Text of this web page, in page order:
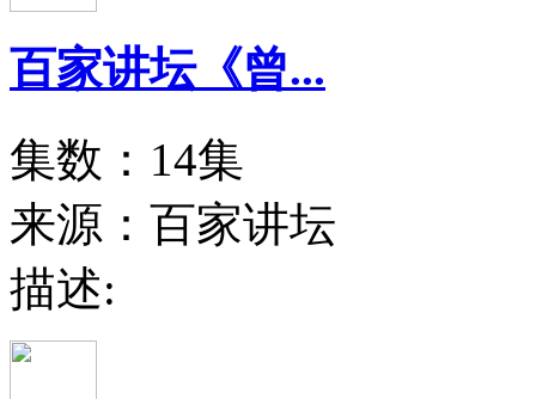
百家讲坛《曾...
集数：14集
来源：百家讲坛
描述: